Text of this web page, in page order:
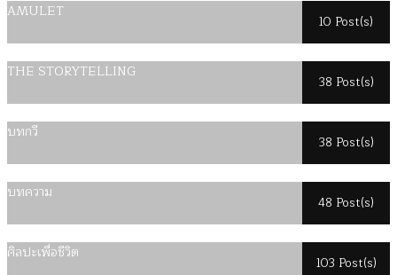
AMULET
10 Post(s)
THE STORYTELLING
38 Post(s)
บทกวี
38 Post(s)
บทความ
48 Post(s)
ศิลปะเพื่อชีวิต
103 Post(s)